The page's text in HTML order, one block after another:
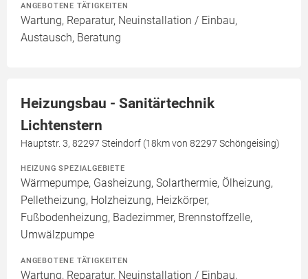
ANGEBOTENE TÄTIGKEITEN
Wartung, Reparatur, Neuinstallation / Einbau,
Austausch, Beratung
Heizungsbau - Sanitärtechnik
Lichtenstern
Hauptstr. 3, 82297 Steindorf (18km von 82297 Schöngeising)
HEIZUNG SPEZIALGEBIETE
Wärmepumpe, Gasheizung, Solarthermie, Ölheizung,
Pelletheizung, Holzheizung, Heizkörper,
Fußbodenheizung, Badezimmer, Brennstoffzelle,
Umwälzpumpe
ANGEBOTENE TÄTIGKEITEN
Wartung, Reparatur, Neuinstallation / Einbau,